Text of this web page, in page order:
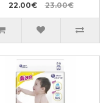
22.00€ 23.00€